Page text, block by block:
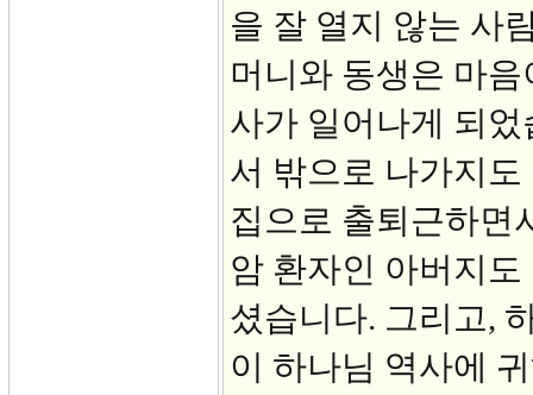
을 잘 열지 않는 사
머니와 동생은 마
사가 일어나게 되
서 밖으로 나가지
집으로 출퇴근하면
암 환자인 아버지
셨습니다. 그리고,
이 하나님 역사에